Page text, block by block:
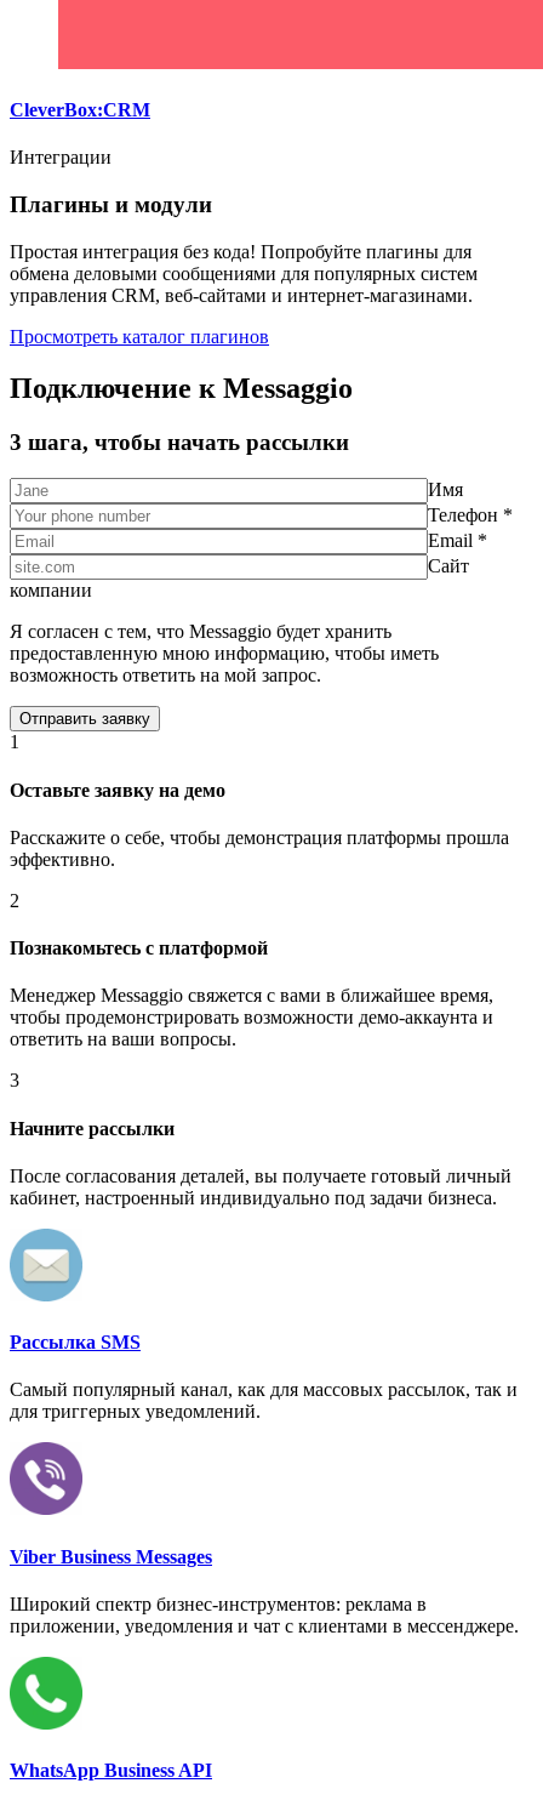
CleverBox:CRM
Интеграции
Плагины и модули
Простая интеграция без кода! Попробуйте плагины для
обмена деловыми сообщениями для популярных систем
управления CRM, веб-сайтами и интернет-магазинами.
Просмотреть каталог плагинов
Подключение к Messaggio
3 шага, чтобы начать рассылки
Имя
Телефон *
Email *
Сайт
компании
Я согласен с тем, что Messaggio будет хранить
предоставленную мною информацию, чтобы иметь
возможность ответить на мой запрос.
1
Оставьте заявку на демо
Расскажите о себе, чтобы демонстрация платформы прошла
эффективно.
2
Познакомьтесь с платформой
Менеджер Messaggio свяжется с вами в ближайшее время,
чтобы продемонстрировать возможности демо-аккаунта и
ответить на ваши вопросы.
3
Начните рассылки
После согласования деталей, вы получаете готовый личный
кабинет, настроенный индивидуально под задачи бизнеса.
Рассылка SMS
Самый популярный канал, как для массовых рассылок, так и
для триггерных уведомлений.
Viber Business Messages
Широкий спектр бизнес-инструментов: реклама в
приложении, уведомления и чат с клиентами в мессенджере.
WhatsApp Business API